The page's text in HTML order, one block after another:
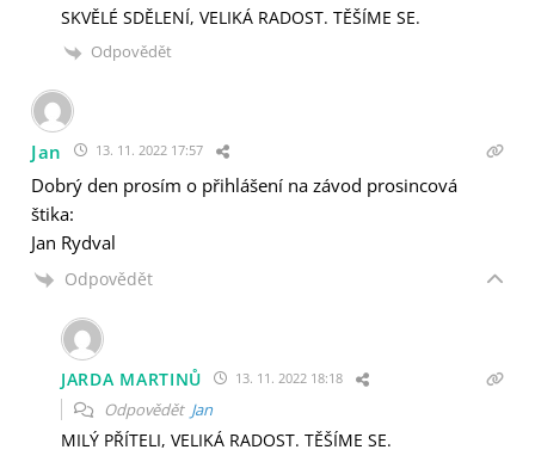
SKVĚLÉ SDĚLENÍ, VELIKÁ RADOST. TĚŠÍME SE.
Odpovědět
Jan 13. 11. 2022 17:57
Dobrý den prosím o přihlášení na závod prosincová
štika:
Jan Rydval
Odpovědět
JARDA MARTINŮ 13. 11. 2022 18:18
Odpovědět Jan
MILÝ PŘÍTELI, VELIKÁ RADOST. TĚŠÍME SE.